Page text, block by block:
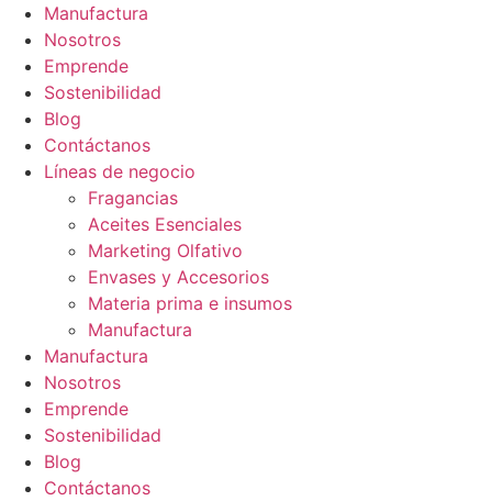
Manufactura
Nosotros
Emprende
Sostenibilidad
Blog
Contáctanos
Líneas de negocio
Fragancias
Aceites Esenciales
Marketing Olfativo
Envases y Accesorios
Materia prima e insumos
Manufactura
Manufactura
Nosotros
Emprende
Sostenibilidad
Blog
Contáctanos